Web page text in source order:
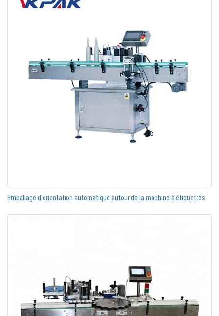
Emballage d'orientation automatique autour de la machine à étiquettes